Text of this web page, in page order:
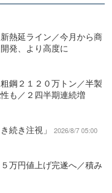
熱延ライン／今月から商
発、より高度に
鋼２１２０万トン／半製
も／２四半期連続増
続き注視」
2026/8/7 05:00
万円値上げ完遂へ／積み